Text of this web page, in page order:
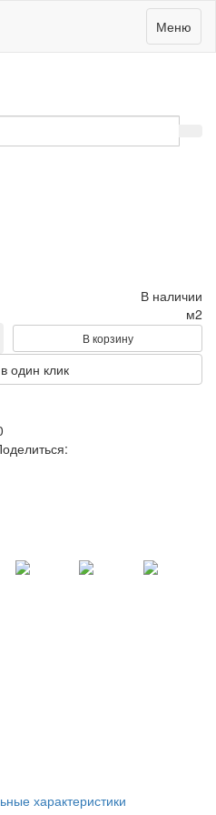
Меню
В наличии
м2
В корзину
один клик
характеристики